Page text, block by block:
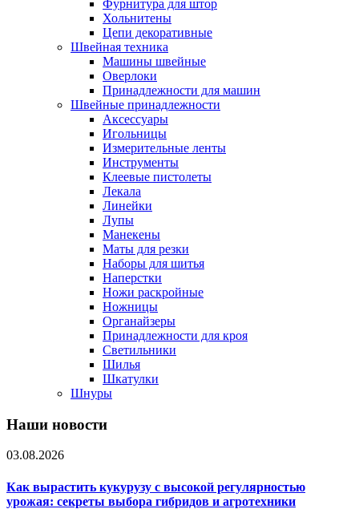
Фурнитура для штор
Хольнитены
Цепи декоративные
Швейная техника
Машины швейные
Оверлоки
Принадлежности для машин
Швейные принадлежности
Аксессуары
Игольницы
Измерительные ленты
Инструменты
Клеевые пистолеты
Лекала
Линейки
Лупы
Манекены
Маты для резки
Наборы для шитья
Наперстки
Ножи раскройные
Ножницы
Органайзеры
Принадлежности для кроя
Светильники
Шилья
Шкатулки
Шнуры
Наши новости
03.08.2026
Как вырастить кукурузу с высокой регулярностью
урожая: секреты выбора гибридов и агротехники